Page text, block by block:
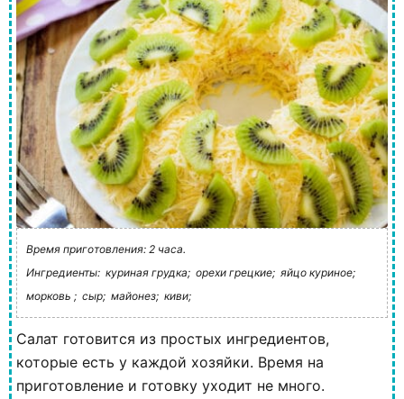
Время приготовления: 2 часа.
Ингредиенты: куриная грудка; орехи грецкие; яйцо куриное;
морковь ; сыр; майонез; киви;
Салат готовится из простых ингредиентов,
которые есть у каждой хозяйки. Время на
приготовление и готовку уходит не много.